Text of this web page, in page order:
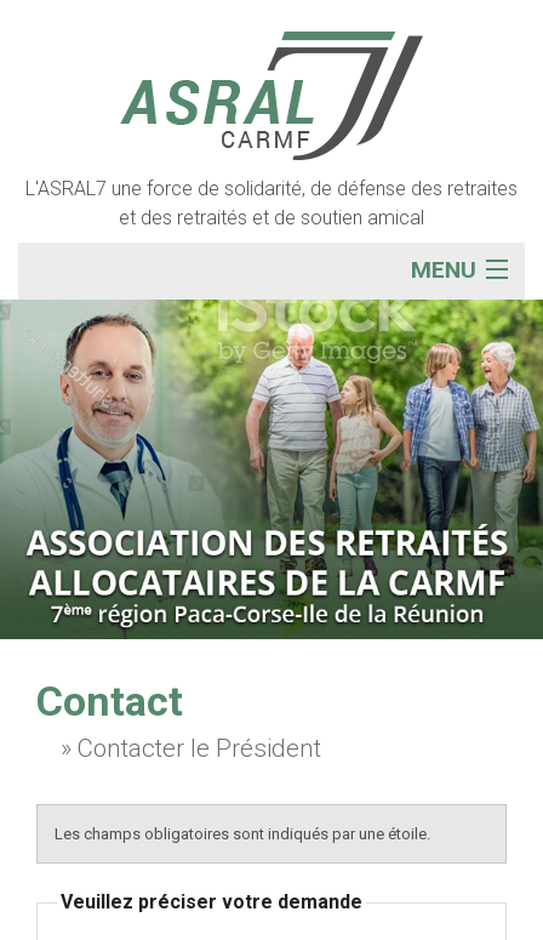
L'ASRAL7 une force de solidarité, de défense des retraites
et des retraités et de soutien amical
MENU
ACCUEIL
ADHESION
L'ASSOCIATION
NOTRE ACTIVITÉ
FARA
LIENS
CONTACT
Contact
» Contacter le Président
Les champs obligatoires sont indiqués par une étoile.
Veuillez préciser votre demande